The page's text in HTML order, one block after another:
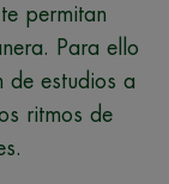
permitan
Para ello
de estudios a
ritmos de